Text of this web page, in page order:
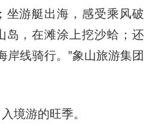
坐游艇出海，感受乘风破
岛，在滩涂上挖沙蛤；还
岸线骑行。”象山旅游集团
游的旺季。